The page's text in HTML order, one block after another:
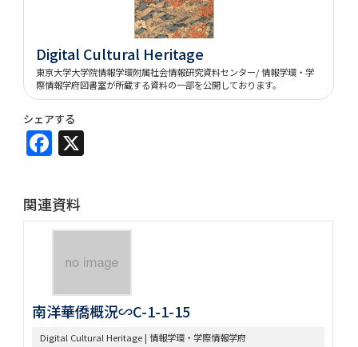
Digital Cultural Heritage
東京大学大学院情報学環附属社会情報研究資料センター/ 情報学環・学
際情報学府図書室が所蔵する資料の一部を公開しております。
シェアする
Facebook
関連資料
南洋華僑概況∽C-1-1-15
Digital Cultural Heritage | 情報学環・学際情報学府